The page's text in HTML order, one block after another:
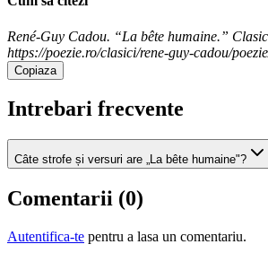
René-Guy Cadou. “La bête humaine.”
https://poezie.ro/clasici/rene-guy-cadou/
Copiaza
Intrebari frecvente
Câte strofe și versuri are „La bête humaine"?
Comentarii (0)
Autentifica-te pentru a lasa un comentariu.